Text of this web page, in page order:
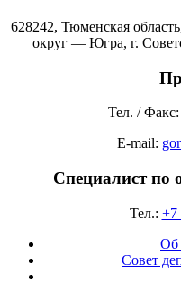
628242, Тюменская
округ — Югра, г.
Тел. / Факс:
E-mail:
Специалист по
Тел.: +7
Об
Совет